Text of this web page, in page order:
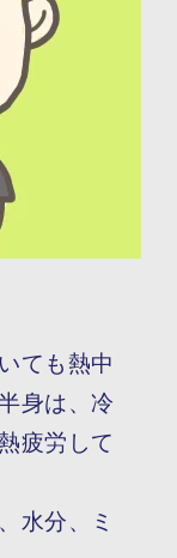
ても熱中
身は、冷
疲労して
水分、ミ